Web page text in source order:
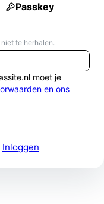
Passkey
te herhalen.
moet je
en ons
Inloggen